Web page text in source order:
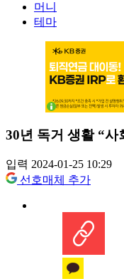
머니
테마
30년 독거 생활 “사
입력 2024-01-25 10:29
선호매체 추가